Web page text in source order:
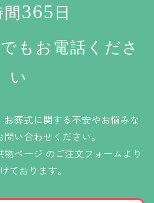
間 365 日
でもお電話くださ
い
葬式に関する不安やお悩みな
い合わせください。
物ページ のご注文フォームより
ております。